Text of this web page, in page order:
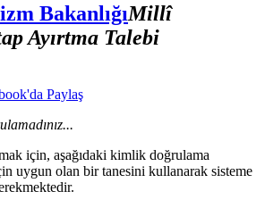
BakanlığıMillî
Ayırtma Talebi
Paylaş
için, aşağıdaki kimlik doğrulama
uygun olan bir tanesini kullanarak sisteme